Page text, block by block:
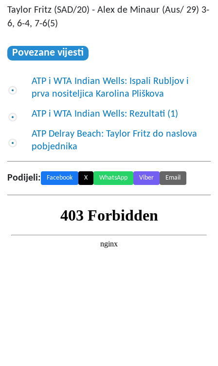
Taylor Fritz (SAD/20) - Alex de Minaur (Aus/ 29) 3-
6, 6-4, 7-6(5)
Povezane vijesti
ATP i WTA Indian Wells: Ispali Rubljov i
prva nositeljica Karolina Pliškova
ATP i WTA Indian Wells: Rezultati (1)
ATP Delray Beach: Taylor Fritz do naslova
pobjednika
Podijeli: Facebook X WhatsApp Viber Email